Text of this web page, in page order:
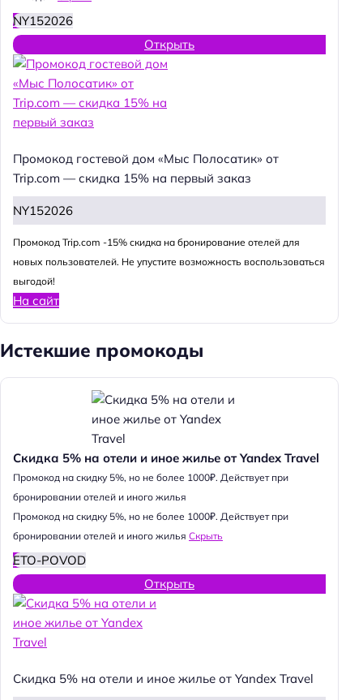
NY152026
Открыть
Промокод гостевой дом «Мыс Полосатик» от
Trip.com — скидка 15% на первый заказ
NY152026
Промокод Trip.com -15% скидка на бронирование отелей для
новых пользователей. Не упустите возможность воспользоваться
выгодой!
На сайт
Истекшие промокоды
Скидка 5% на отели и иное жилье от Yandex Travel
Промокод на скидку 5%, но не более 1000₽. Действует при
бронировании отелей и иного жилья
Промокод на скидку 5%, но не более 1000₽. Действует при
бронировании отелей и иного жилья Скрыть
ETO-POVOD
Открыть
Скидка 5% на отели и иное жилье от Yandex Travel